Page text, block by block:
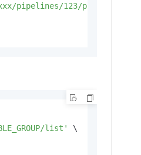
pipelines/123/pipelineObjRel/
list' \